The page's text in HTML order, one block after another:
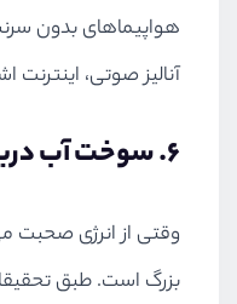
هواپیماهای بدون
آنالیز صوتی، اینترنت
6. سوخت آب دریا
وقتی از انرژی صحبت
بزرگ است. طبق